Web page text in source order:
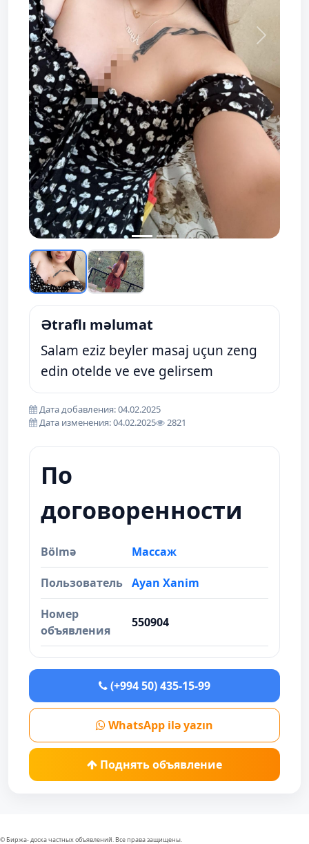
Prev Next
Ətraflı məlumat
Salam eziz beyler masaj uçun zeng
edin otelde ve eve gelirsem
Дата добавления: 04.02.2025
Дата изменения: 04.02.2025
2821
По
договоренности
Bölmə Массаж
Пользователь Ayan Xanim
Номер
объявления
550904
(+994 50) 435-15-99
WhatsApp ilə yazın
Поднять объявление
© Биржа- доска частных объявлений. Все права защищены.